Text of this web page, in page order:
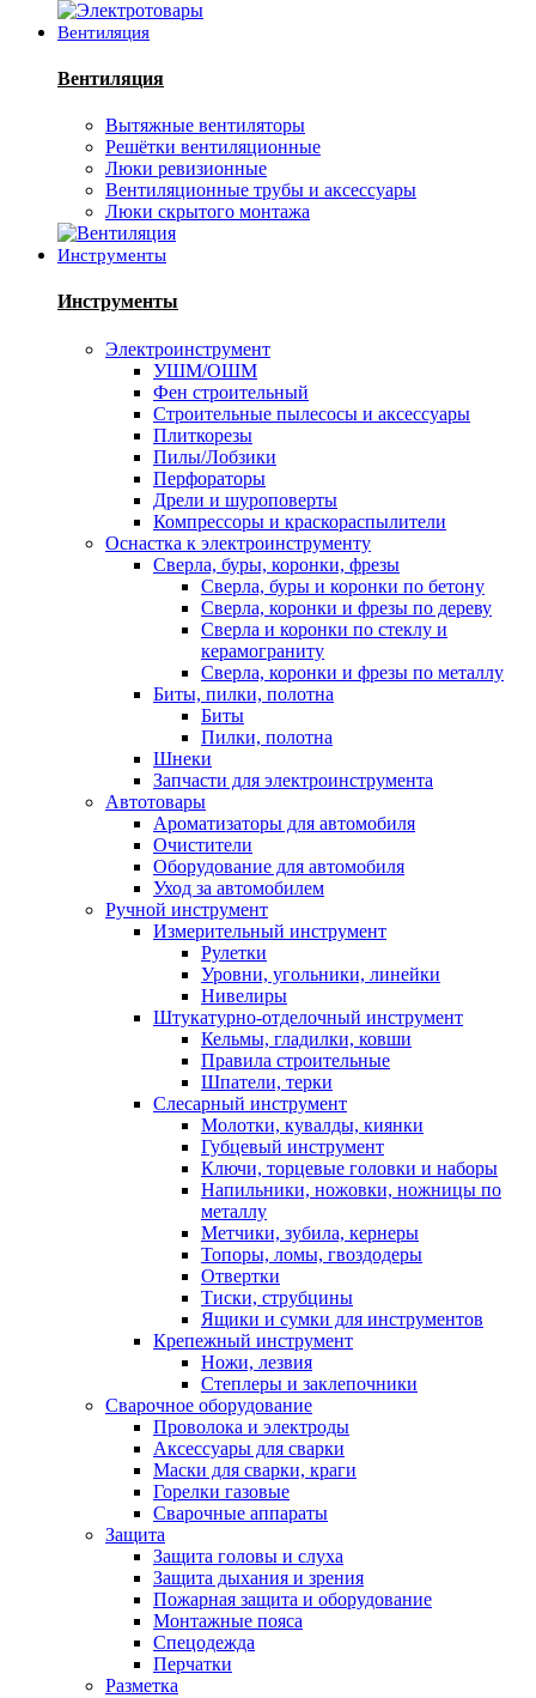
Вентиляция
Вентиляция
Вытяжные вентиляторы
Решётки вентиляционные
Люки ревизионные
Вентиляционные трубы и аксессуары
Люки скрытого монтажа
Инструменты
Инструменты
Электроинструмент
УШМ/ОШМ
Фен строительный
Строительные пылесосы и аксессуары
Плиткорезы
Пилы/Лобзики
Перфораторы
Дрели и шуроповерты
Компрессоры и краскораспылители
Оснастка к электроинструменту
Сверла, буры, коронки, фрезы
Сверла, буры и коронки по бетону
Сверла, коронки и фрезы по дереву
Сверла и коронки по стеклу и
керамограниту
Сверла, коронки и фрезы по металлу
Биты, пилки, полотна
Биты
Пилки, полотна
Шнеки
Запчасти для электроинструмента
Автотовары
Ароматизаторы для автомобиля
Очистители
Оборудование для автомобиля
Уход за автомобилем
Ручной инструмент
Измерительный инструмент
Рулетки
Уровни, угольники, линейки
Нивелиры
Штукатурно-отделочный инструмент
Кельмы, гладилки, ковши
Правила строительные
Шпатели, терки
Слесарный инструмент
Молотки, кувалды, киянки
Губцевый инструмент
Ключи, торцевые головки и наборы
Напильники, ножовки, ножницы по
металлу
Метчики, зубила, кернеры
Топоры, ломы, гвоздодеры
Отвертки
Тиски, струбцины
Ящики и сумки для инструментов
Крепежный инструмент
Ножи, лезвия
Степлеры и заклепочники
Сварочное оборудование
Проволока и электроды
Аксессуары для сварки
Маски для сварки, краги
Горелки газовые
Сварочные аппараты
Защита
Защита головы и слуха
Защита дыхания и зрения
Пожарная защита и оборудование
Монтажные пояса
Спецодежда
Перчатки
Разметка